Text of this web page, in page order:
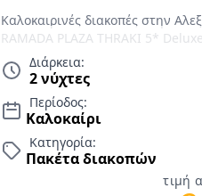
Καλοκαιρινές διακοπές στην
RAMADA PLAZA THRAKI 5*
μέσο Ι.Χ. µε παροχές Smart All
Τιμές για Καλοκαίρι 2026
Διάρκεια:
2 νύχτες
Περίοδος:
Καλοκαίρι
Κατηγορία:
Πακέτα διακοπών
τιμή